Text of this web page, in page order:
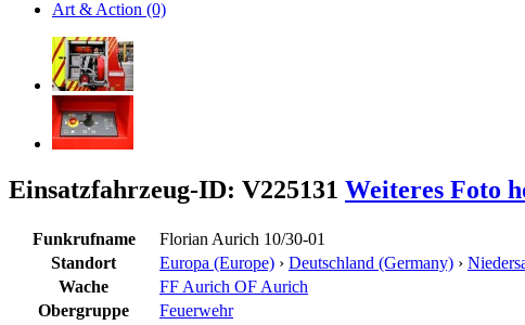
Art & Action (0)
Einsatzfahrzeug-ID: V225131 Weiteres Foto
Funkrufname Florian Aurich 10/30-01
Standort
Europa (Europe) › Deutschland (Germany) ›
Wache
FF Aurich OF Aurich
Obergruppe
Feuerwehr